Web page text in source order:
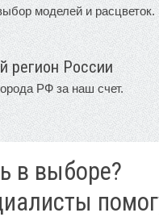
моделей и расцветок.
регион России
РФ за наш счет.
в выборе?